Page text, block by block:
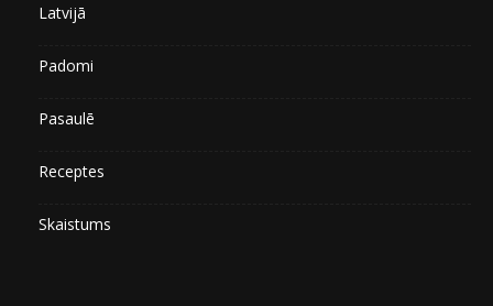
Latvijā
Padomi
Pasaulē
Receptes
Skaistums